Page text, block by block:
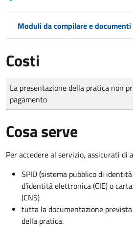
Moduli da compilare e
Costi
Tipo di pagamento
Importo
La presentazione della pratica non
pagamento
Cosa serve
Per accedere al servizio, assicurati di
SPID (sistema pubblico di
d’identità elettronica (CIE) o
(CNS)
tutta la documentazione
della pratica.